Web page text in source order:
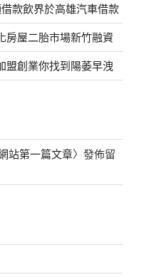
款飲界於高雄汽車借款
房屋二胎市場新竹融資
盟創業你找到陽萎早洩
站第一篇文章〉發佈留